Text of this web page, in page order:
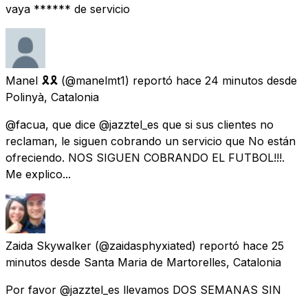
vaya ****** de servicio
Manel 🎗🎗 (@manelmt1) reportó hace 24 minutos desde
Polinyà, Catalonia
@facua, que dice @jazztel_es que si sus clientes no
reclaman, le siguen cobrando un servicio que No están
ofreciendo. NOS SIGUEN COBRANDO EL FUTBOL!!!.
Me explico...
Zaida Skywalker (@zaidasphyxiated) reportó hace 25
minutos desde Santa Maria de Martorelles, Catalonia
Por favor @jazztel_es llevamos DOS SEMANAS SIN